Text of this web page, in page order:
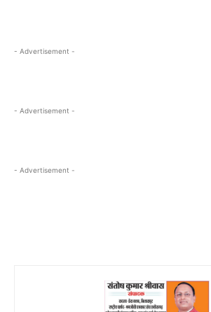
- Advertisement -
- Advertisement -
- Advertisement -